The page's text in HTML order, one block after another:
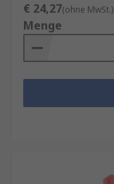
€ 24,27(ohne MwSt.)
Menge